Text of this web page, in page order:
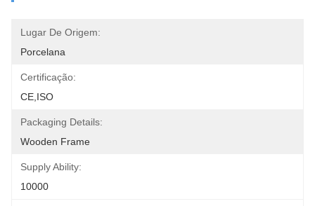
Lugar De Origem:
Porcelana
Certificação:
CE,ISO
Packaging Details:
Wooden Frame
Supply Ability:
10000